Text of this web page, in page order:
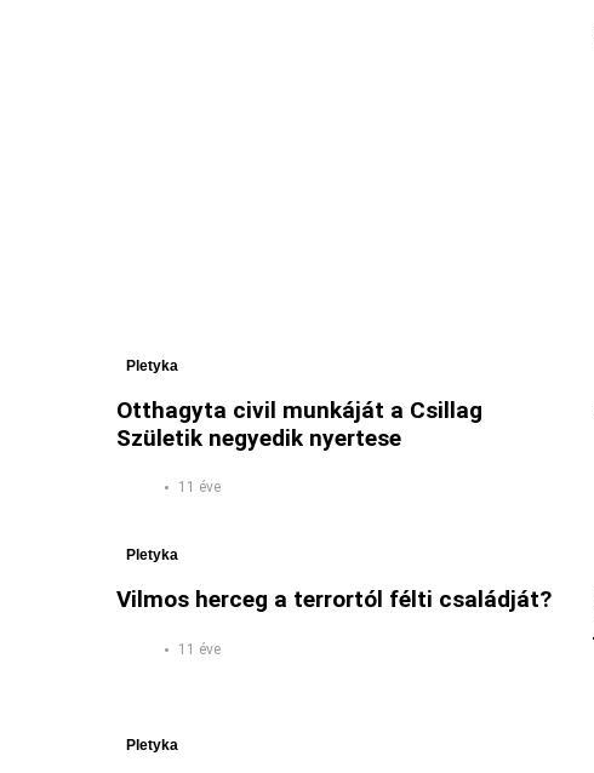
Pletyka
Otthagyta civil munkáját a Csillag
Születik negyedik nyertese
11 éve
Pletyka
Vilmos herceg a terrortól félti családját?
11 éve
Pletyka